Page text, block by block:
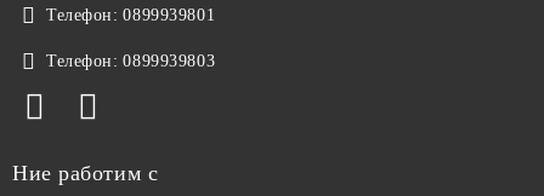
Телефон: 0899939801
Телефон: 0899939803
Ние работим с